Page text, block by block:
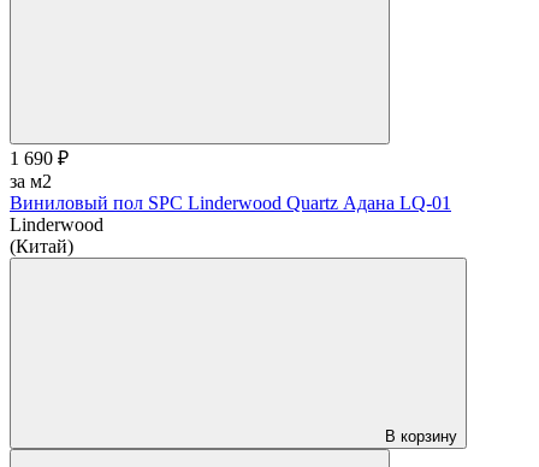
1 690 ₽
за м2
Виниловый пол SPC Linderwood Quartz Адана LQ-01
Linderwood
(Китай)
В корзину